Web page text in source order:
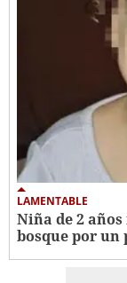
LAMENTABLE
Niña de 2
bosque por un